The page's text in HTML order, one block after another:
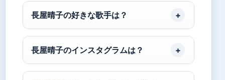
長屋晴子の好きな歌手は？
長屋晴子のインスタグラムは？